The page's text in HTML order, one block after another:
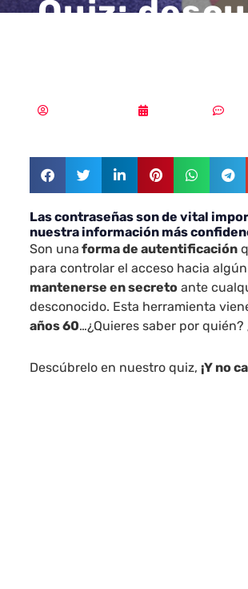
Quiz:
Las contraseñas son de vital
nuestra información más
Son una forma de autentificación
para controlar el acceso hacia
mantenerse en secreto ante
desconocido. Esta herramienta
años 60…¿Quieres saber por quién?
Descúbrelo en nuestro quiz, ¡Y no